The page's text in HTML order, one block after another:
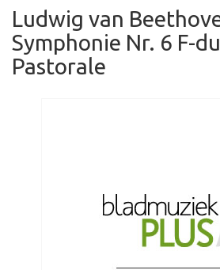
Ludwig van
Symphonie Nr. 6 F-
Pastorale